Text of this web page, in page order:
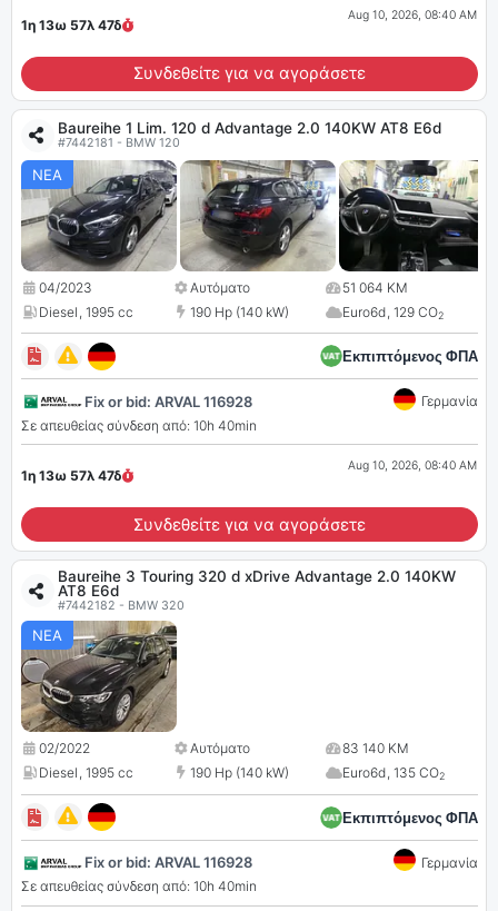
1η 13ω 57λ 46δ
Aug 10, 2026, 08:40 AM
Συνδεθείτε για να αγοράσετε
Baureihe 1 Lim. 120 d Advantage 2.0 140KW AT8 E6d
#7442181 - BMW 120
ΝΕΑ
04/2023 Αυτόματο
51 064 KM
Diesel, 1995 cc 190 Hp (140 kW) Euro6d, 129 CO2
Εκπιπτόμενος ΦΠΑ
Fix or bid: ARVAL 116928
Γερμανία
Σε απευθείας σύνδεση από: 10h 40min
1η 13ω 57λ 46δ
Aug 10, 2026, 08:40 AM
Συνδεθείτε για να αγοράσετε
Baureihe 3 Touring 320 d xDrive Advantage 2.0 140KW
AT8 E6d
#7442182 - BMW 320
ΝΕΑ
02/2022 Αυτόματο
83 140 KM
Diesel, 1995 cc 190 Hp (140 kW) Euro6d, 135 CO2
Εκπιπτόμενος ΦΠΑ
Fix or bid: ARVAL 116928
Γερμανία
Σε απευθείας σύνδεση από: 10h 40min